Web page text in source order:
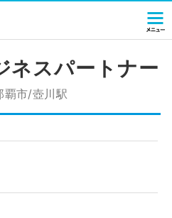
ネスパートナー
覇市/壺川駅